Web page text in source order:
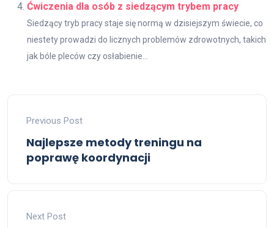
Ćwiczenia dla osób z siedzącym trybem pracy
Siedzący tryb pracy staje się normą w dzisiejszym świecie, co
niestety prowadzi do licznych problemów zdrowotnych, takich
jak bóle pleców czy osłabienie...
Previous Post
Najlepsze metody treningu na
poprawę koordynacji
Next Post